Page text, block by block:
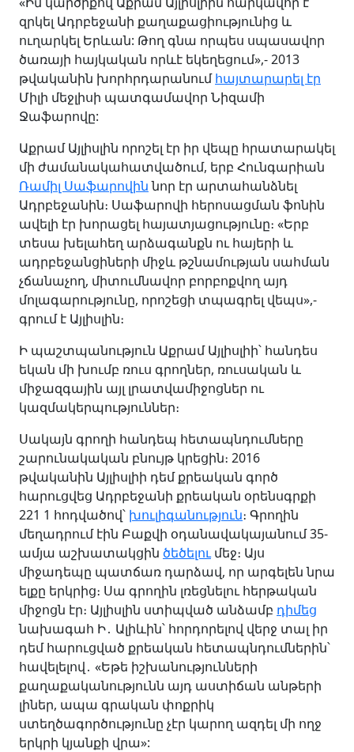
զրկել Ադրբեջանի քաղաքացիությունից և
ուղարկել Երևան: Թող գնա որպես սպասավոր
ծառայի հայկական որևէ եկեղեցում»,- 2013
թվականին խորհրդարանումհայտարարել էր
Միլի մեջլիսի պատգամավոր Նիզամի
Ջաֆարովը:
Աքրամ Այլիսլին որոշել էր իր վեպը հրատարակել
մի ժամանակահատվածում, երբ Հունգարիան
Ռամիլ Սաֆարովիննոր էր արտահանձնել
Ադրբեջանին։ Սաֆարովի հերոսացման ֆոնին
ավելի էր խորացել հայատյացությունը։ «Երբ
տեսա խելահեղ արձագանքն ու հայերի և
ադրբեջանցիների միջև թշնամության սահման
չճանաչող, միտումնավոր բորբոքվող այդ
մոլագարությունը, որոշեցի տպագրել վեպս»,-
գրում է Այլիսլին։
Ի պաշտպանություն Աքրամ Այլիսլիի՝ հանդես
եկան մի խումբ ռուս գրողներ, ռուսական և
միջազգային այլ լրատվամիջոցներ ու
կազմակերպություններ։
Սակայն գրողի հանդեպ հետապնդումները
շարունակական բնույթ կրեցին։ 2016
թվականին Այլիսլիի դեմ քրեական գործ
հարուցվեց Ադրբեջանի քրեական օրենսգրքի
221 1 հոդվածով՝ խուլիգանություն։ Գրողին
մեղադրում էին Բաքվի օդանավակայանում 35-
ամյա աշխատակցին ծեծելումեջ։ Այս
միջադեպը պատճառ դարձավ, որ արգելեն նրա
ելքը երկրից։ Սա գրողին լռեցնելու հերթական
միջոցն էր։ Այլիսլին ստիպված անձամբ դիմեց
նախագահ Ի․ Ալիևին՝ հորդորելով վերջ տալ իր
դեմ հարուցված քրեական հետապնդումներին՝
հավելելով․ «Եթե իշխանությունների
քաղաքականությունն այդ աստիճան անթերի
լիներ, ապա գրական փոքրիկ
ստեղծագործությունը չէր կարող ազդել մի ողջ
երկրի կյանքի վրա»: